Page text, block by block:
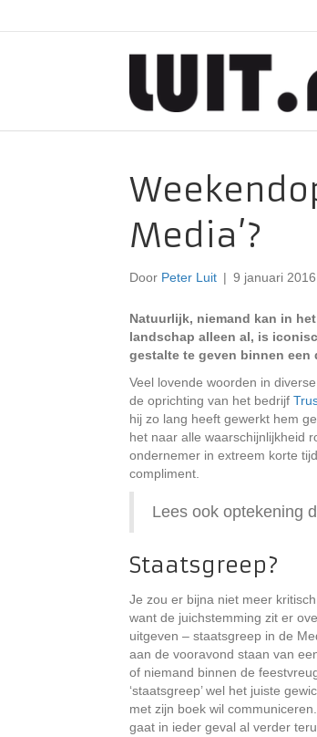
Media’?
Door Peter Luit | 9 januari 2016
Natuurlijk, niemand kan in
landschap alleen al, is
gestalte te geven binnen
Veel lovende woorden in
de oprichting van het bedrijf
hij zo lang heeft gewerkt hem
het naar alle waarschijnlijkheid
ondernemer in extreem korte
compliment.
Lees ook optekening
Staatsgreep?
Je zou er bijna niet meer
want de juichstemming zit er
uitgeven – staatsgreep in de
aan de vooravond staan van
of niemand binnen de
‘staatsgreep’ wel het juiste
met zijn boek wil
gaat in ieder geval al verder